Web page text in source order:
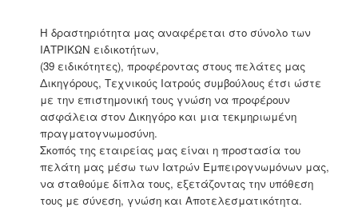
Η δραστηριότητα μας αναφέρεται στο σύνολο των
ΙΑΤΡΙΚΩΝ ειδικοτήτων,
(39 ειδικότητες), προφέροντας στους πελάτες μας
Δικηγόρους, Τεχνικούς Ιατρούς συμβούλους έτσι ώστε
με την επιστημονική τους γνώση να προφέρουν
ασφάλεια στον Δικηγόρο και μια τεκμηριωμένη
πραγματογνωμοσύνη.
Σκοπός της εταιρείας μας είναι η προστασία του
πελάτη μας μέσω των Ιατρών Εμπειρογνωμόνων μας,
να σταθούμε δίπλα τους, εξετάζοντας την υπόθεση
τους με σύνεση, γνώση και Αποτελεσματικότητα.